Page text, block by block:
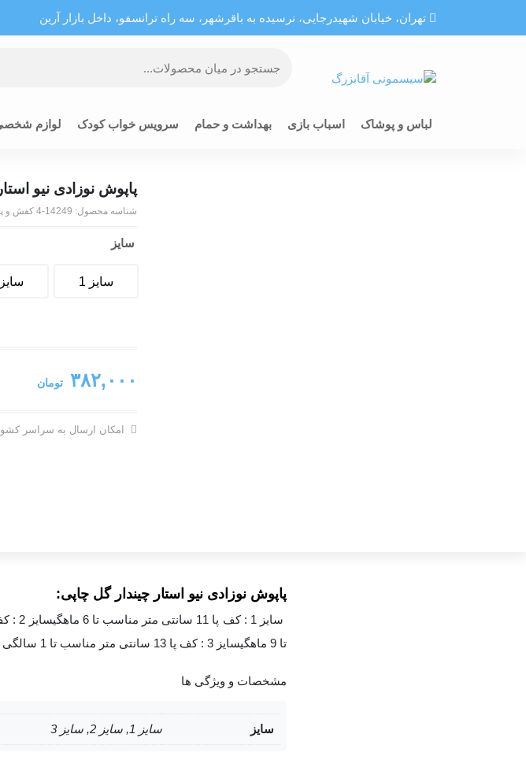
تهران، خيابان شهيدرجايى، نرسیده به باقرشهر، سه راه ترانسفو، داخل بازار آرین
لباس و پوشاک اسباب بازی بهداشت و حمام سرویس خواب کودک لوازم
پاپوش نوزادی نیو
شناسه محصول: 14249-4 کفش و
سایز
سایز 1 سایز 2
۳۸۲,۰۰۰ تومان
امکان ارسال به سراسر
پاپوش نوزادی نیو استار چیندار گل چاپی:
سایز 1 : کف پا 11 سانتی متر مناسب تا 6 ماهگیسایز 2 : کف پا 12 سانتی متر
تا 9 ماهگیسایز 3 : کف پا 13 سانتی متر مناسب تا 1 سالگی
مشخصات و ویژگی ها
سایز سایز 1, سایز 2, سایز 3